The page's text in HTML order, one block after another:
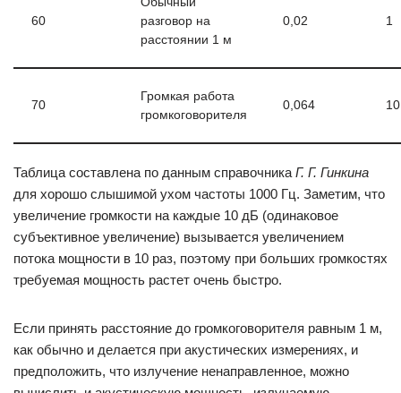
60
разговор на
расстоянии 1 м
0,02 1
70
Громкая работа
громкоговорителя
0,064 10
Таблица составлена по данным справочника Г. Г. Гинкина
для хорошо слышимой ухом частоты 1000 Гц. Заметим, что
увеличение громкости на каждые 10 дБ (одинаковое
субъективное увеличение) вызывается увеличением
потока мощности в 10 раз, поэтому при больших громкостях
требуемая мощность растет очень быстро.
Если принять расстояние до громкоговорителя равным 1 м,
как обычно и делается при акустических измерениях, и
предположить, что излучение ненаправленное, можно